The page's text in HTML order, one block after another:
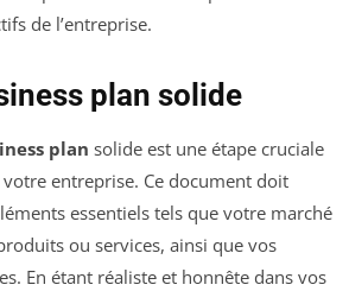
de l’entreprise.
plan solide
plan solide est une étape cruciale
entreprise. Ce document doit
essentiels tels que votre marché
ou services, ainsi que vos
En étant réaliste et honnête dans vos